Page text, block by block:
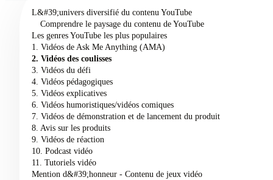
Tarification
À propos de nous
L&#39;univers diversifié du contenu YouTube
Comprendre le paysage du contenu de YouTube
Les genres YouTube les plus populaires
1. Vidéos de Ask Me Anything (AMA)
2. Vidéos des coulisses
3. Vidéos du défi
4. Vidéos pédagogiques
5. Vidéos explicatives
6. Vidéos humoristiques/vidéos comiques
7. Vidéos de démonstration et de lancement du produit
8. Avis sur les produits
9. Vidéos de réaction
10. Podcast vidéo
11. Tutoriels vidéo
Mention d&#39;honneur - Contenu de jeux vidéo